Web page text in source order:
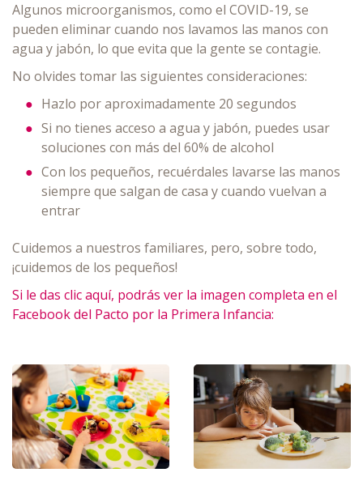
Algunos microorganismos, como el COVID-19, se
pueden eliminar cuando nos lavamos las manos con
agua y jabón, lo que evita que la gente se contagie.
No olvides tomar las siguientes consideraciones:
Hazlo por aproximadamente 20 segundos
Si no tienes acceso a agua y jabón, puedes usar
soluciones con más del 60% de alcohol
Con los pequeños, recuérdales lavarse las manos
siempre que salgan de casa y cuando vuelvan a
entrar
Cuidemos a nuestros familiares, pero, sobre todo,
¡cuidemos de los pequeños!
Si le das clic aquí, podrás ver la imagen completa en el
Facebook del Pacto por la Primera Infancia: